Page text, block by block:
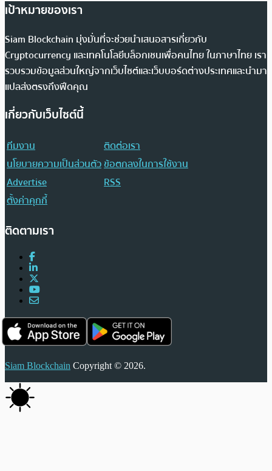
เป้าหมายของเรา
Siam Blockchain มุ่งมั่นที่จะช่วยนำเสนอสารเกี่ยวกับ
Cryptocurrency และเทคโนโลยีบล็อกเชนเพื่อคนไทย ในภาษาไทย เรา
รวบรวมข้อมูลส่วนใหญ่จากเว็บไซต์และเว็บบอร์ดต่างประเทศและนำมา
แปลส่งตรงถึงฟีดคุณ
เกี่ยวกับเว็บไซต์นี้
ทีมงาน
ติดต่อเรา
นโยบายความเป็นส่วนตัวข้อตกลงในการใช้งาน
Advertise
RSS
ตั้งค่าคุกกี้
ติดตามเรา
Siam Blockchain Copyright © 2026.